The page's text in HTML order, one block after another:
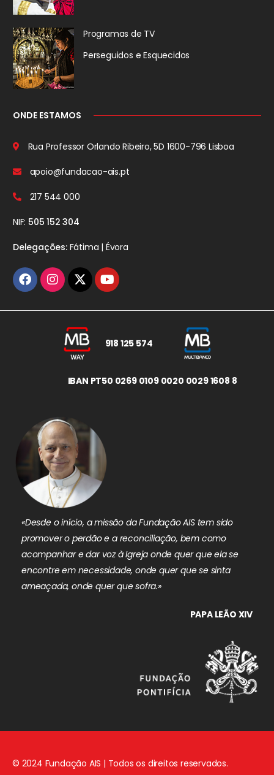
Programas de TV
Perseguidos e Esquecidos
ONDE ESTAMOS
Rua Professor Orlando Ribeiro, 5D 1600-796 Lisboa
apoio@fundacao-ais.pt
217 544 000
NIF: 505 152 304
Delegações:Fátima | Évora
918 125 574
IBAN PT50 0269 0109 0020 0029 1608 8
«Desde o início, a missão da Fundação AIS tem sido
promover o perdão e a reconciliação, bem como
acompanhar e dar voz à Igreja onde quer que ela se
encontre em necessidade, onde quer que se sinta
ameaçada, onde quer que sofra.»
PAPA LEÃO XIV
© 2024 Fundação AIS | Todos os direitos reservados.